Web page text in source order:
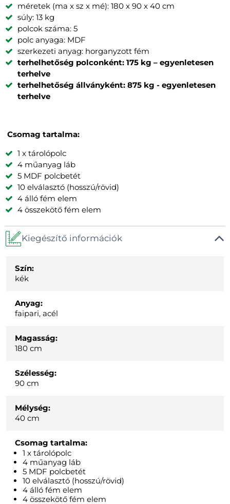
méretek (ma x sz x mé): 180 x 90 x 40 cm
súly: 13 kg
polcok száma: 5
polc anyaga: MDF
szerkezeti anyag: horganyzott fém
terhelhetőség polconként: 175 kg – egyenletesen
terhelve
terhelhetőség állványként: 875 kg - egyenletesen
terhelve
Csomag tartalma:
1 x tárolópolc
4 műanyag láb
5 MDF polcbetét
10 elválasztó (hosszú/rövid)
4 álló fém elem
4 összekötő fém elem
Kiegészítő információk
Szín:
kék
Anyag:
faipari, acél
Magasság:
180 cm
Szélesség:
90 cm
Mélység:
40 cm
Csomag tartalma:
1 x tárolópolc
4 műanyag láb
5 MDF polcbetét
10 elválasztó (hosszú/rövid)
4 álló fém elem
4 összekötő fém elem